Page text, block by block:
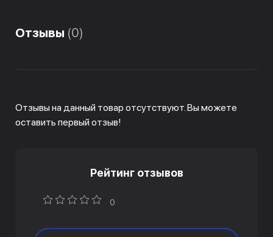
Отзывы (0)
Отзывы на данный товар отсутствуют. Вы можете
оставить первый отзыв!
Рейтинг отзывов
0